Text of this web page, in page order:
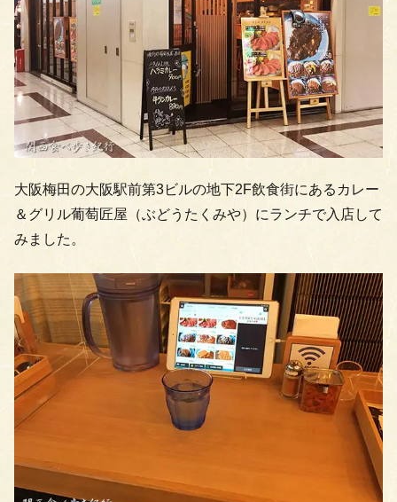
大阪梅田の大阪駅前第3ビルの地下2F飲食街にあるカレー
＆グリル葡萄匠屋（ぶどうたくみや）にランチで入店して
みました。